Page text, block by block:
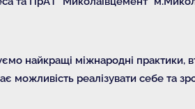
найкращі міжнародні практики,
можливість реалізувати себе та